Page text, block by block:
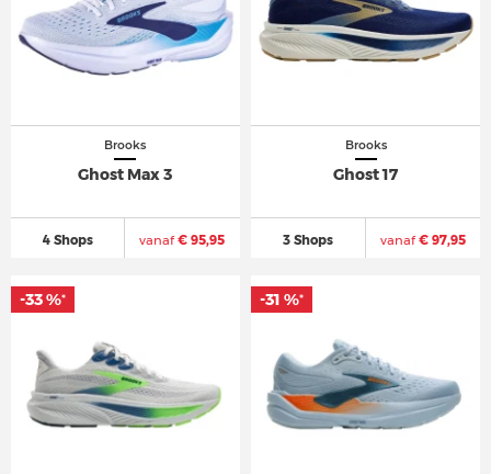
Brooks
Ghost Max 3
4 Shops vanaf€ 95,95
Brooks
Ghost 17
3 Shops vanaf€ 97,95
-33 %*
-33 %* -31 %*
-31 %*